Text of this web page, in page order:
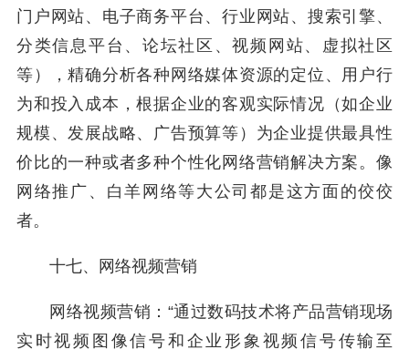
门户网站、电子商务平台、行业网站、搜索引擎、
分类信息平台、论坛社区、视频网站、虚拟社区
等），精确分析各种网络媒体资源的定位、用户行
为和投入成本，根据企业的客观实际情况（如企业
规模、发展战略、广告预算等）为企业提供最具性
价比的一种或者多种个性化网络营销解决方案。像
网络推广、白羊网络等大公司都是这方面的佼佼
者。
十七、网络视频营销
网络视频营销：“通过数码技术将产品营销现场
实时视频图像信号和企业形象视频信号传输至